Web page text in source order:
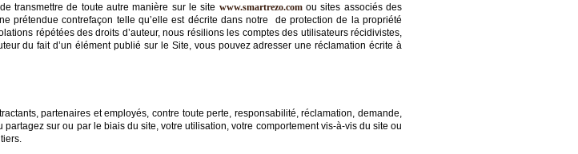
transmettre de toute autre manière sur le site www.smartrezo.comou sites associés des
prétendue contrefaçon telle qu’elle est décrite dans notre de protection de la propriété
répétées des droits d’auteur, nous résilions les comptes des utilisateurs récidivistes,
du fait d’un élément publié sur le Site, vous pouvez adresser une réclamation écrite à
partenaires et employés, contre toute perte, responsabilité, réclamation, demande,
sur ou par le biais du site, votre utilisation, votre comportement vis-à-vis du site ou